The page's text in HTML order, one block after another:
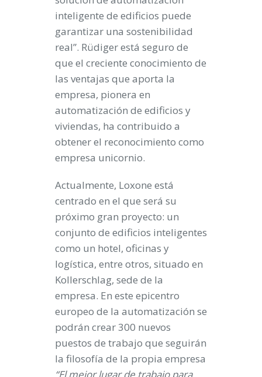
inteligente de edificios puede
garantizar una sostenibilidad
real”. Rüdiger está seguro de
que el creciente conocimiento de
las ventajas que aporta la
empresa, pionera en
automatización de edificios y
viviendas, ha contribuido a
obtener el reconocimiento como
empresa unicornio.
Actualmente, Loxone está
centrado en el que será su
próximo gran proyecto: un
conjunto de edificios inteligentes
como un hotel, oficinas y
logística, entre otros, situado en
Kollerschlag, sede de la
empresa. En este epicentro
europeo de la automatización se
podrán crear 300 nuevos
puestos de trabajo que seguirán
la filosofía de la propia empresa
“El mejor lugar de trabajo para